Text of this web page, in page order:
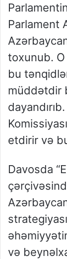
Parlament
toxunub.
bu
müddətdir
etdirir və
Davosda
və